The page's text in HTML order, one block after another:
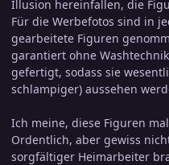
Illusion hereinfallen, die
Für die Werbefotos sind in
gearbeitete Figuren
garantiert ohne
gefertigt, sodass sie
schlampiger) aussehen
Ich meine, diese Figuren
Ordentlich, aber gewiss
sorgfältiger Heimarbeiter